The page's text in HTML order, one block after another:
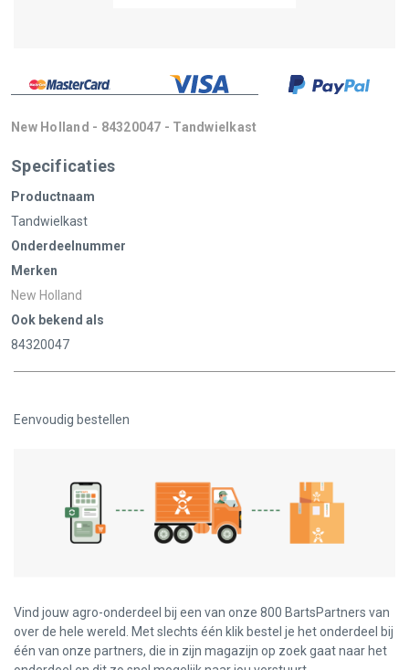
New Holland - 84320047 - Tandwielkast
Specificaties
Productnaam
Tandwielkast
Onderdeelnummer
Merken
New Holland
Ook bekend als
84320047
Eenvoudig bestellen
Vind jouw agro-onderdeel bij een van onze 800 BartsPartners van
over de hele wereld. Met slechts één klik bestel je het onderdeel bij
één van onze partners, die in zijn magazijn op zoek gaat naar het